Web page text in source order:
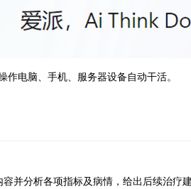
电脑、手机、服务器设备自动干活。
分析各项指标及病情，给出后续治疗